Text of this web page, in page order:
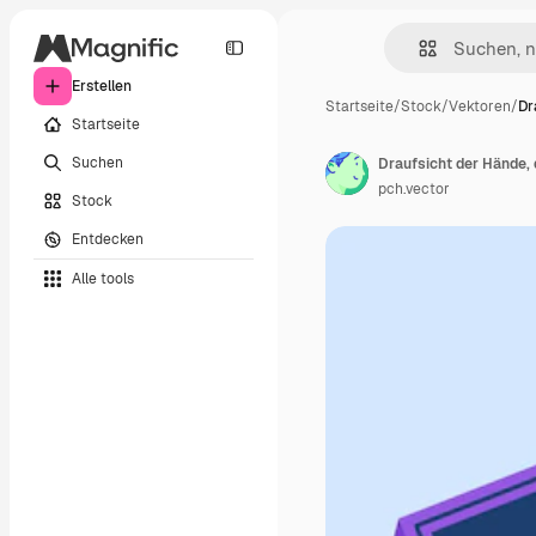
Erstellen
Startseite
Suchen
Stock
Entdecken
Alle tools
Startseite/Stock/Vektoren/
Draufsicht der
pch.vector